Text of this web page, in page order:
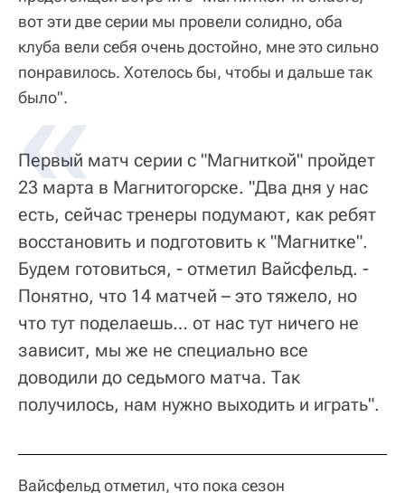
вот эти две серии мы провели солидно, оба
клуба вели себя очень достойно, мне это сильно
понравилось. Хотелось бы, чтобы и дальше так
было".
Первый матч серии с "Магниткой" пройдет
23 марта в Магнитогорске. "Два дня у нас
есть, сейчас тренеры подумают, как ребят
восстановить и подготовить к "Магнитке".
Будем готовиться, - отметил Вайсфельд. -
Понятно, что 14 матчей – это тяжело, но
что тут поделаешь… от нас тут ничего не
зависит, мы же не специально все
доводили до седьмого матча. Так
получилось, нам нужно выходить и играть".
Вайсфельд отметил, что пока сезон